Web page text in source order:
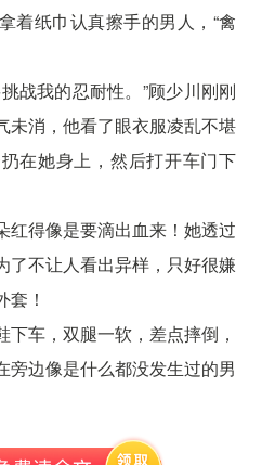
着纸巾认真擦手的男人，“禽
战我的忍耐性。”顾少川刚刚
未消，他看了眼衣服凌乱不堪
在她身上，然后打开车门下
红得像是要滴出血来！她透过
了不让人看出异样，只好很嫌
！
车，双腿一软，差点摔倒，
旁边像是什么都没发生过的男